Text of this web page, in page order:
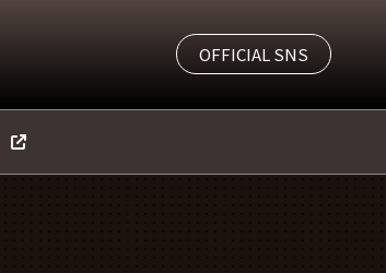
OFFICIAL SNS